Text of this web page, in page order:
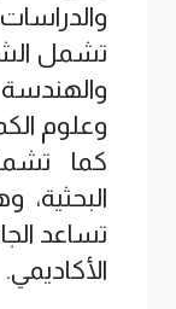
تشمل
والهندسة
وعلوم
كما
البحثية،
تساعد
الأكاديمي.